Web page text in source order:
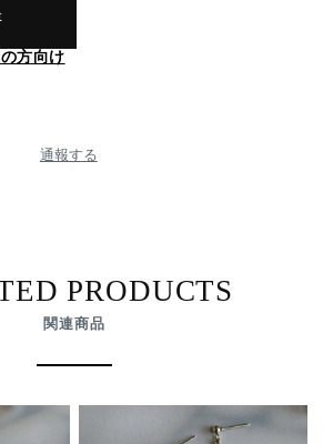
方向け
通報する
PRODUCTS
関連商品